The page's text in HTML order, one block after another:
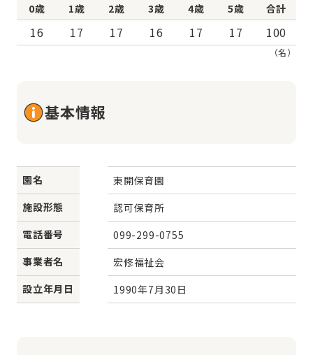
0歳 1歳 2歳 3歳 4歳 5歳 合計
16 17 17 16 17 17 100
（名）
基本情報
園名
東開保育園
施設形態
認可保育所
電話番号
099-299-0755
事業者名
宏修福祉会
設立年月日
1990年7月30日